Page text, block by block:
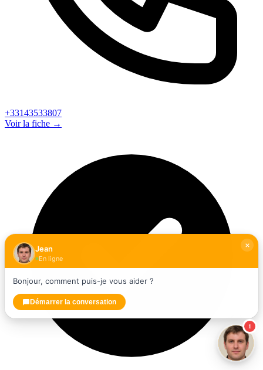
+33143533807
Voir la fiche →
1
Jean
En ligne
Bonjour, comment puis-je vous aider ?
Démarrer la conversation